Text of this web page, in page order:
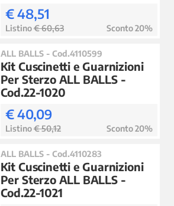
€ 48,51
Listino€ 60,63 Sconto 20%
ALL BALLS - Cod.4110599
Kit Cuscinetti e Guarnizioni
Per Sterzo ALL BALLS -
Cod.22-1020
€ 40,09
Listino€ 50,12 Sconto 20%
ALL BALLS - Cod.4110283
Kit Cuscinetti e Guarnizioni
Per Sterzo ALL BALLS -
Cod.22-1021